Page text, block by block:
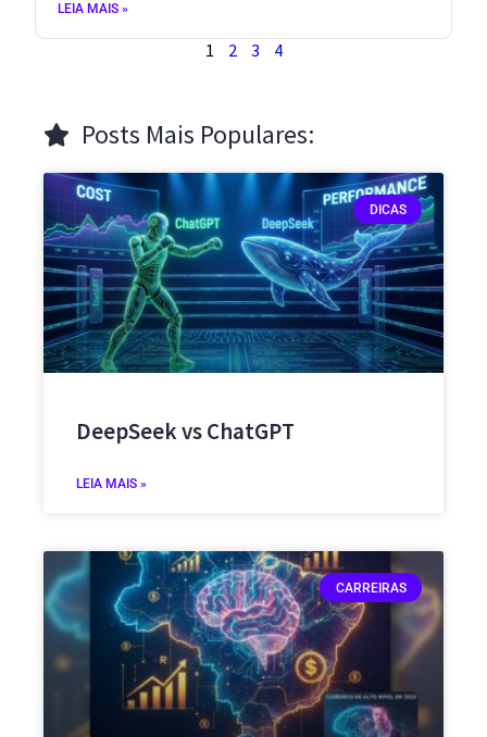
LEIA MAIS »
1 2 3 4
Posts Mais Populares:
DICAS
DeepSeek vs ChatGPT
LEIA MAIS »
CARREIRAS